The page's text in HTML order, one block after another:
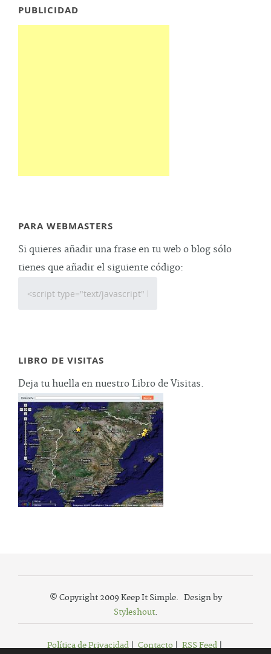
PUBLICIDAD
PARA WEBMASTERS
Si quieres añadir una frase en tu web o blog sólo
tienes que añadir el siguiente código:
LIBRO DE VISITAS
Deja tu huella en nuestro Libro de Visitas.
© Copyright 2009 Keep It Simple. Design by
Styleshout.
Política de Privacidad| Contacto| RSS Feed|